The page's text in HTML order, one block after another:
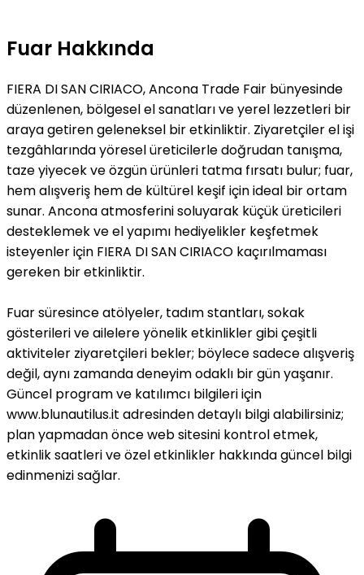
Fuar Hakkında
FIERA DI SAN CIRIACO, Ancona Trade Fair bünyesinde
düzenlenen, bölgesel el sanatları ve yerel lezzetleri bir
araya getiren geleneksel bir etkinliktir. Ziyaretçiler el işi
tezgâhlarında yöresel üreticilerle doğrudan tanışma,
taze yiyecek ve özgün ürünleri tatma fırsatı bulur; fuar,
hem alışveriş hem de kültürel keşif için ideal bir ortam
sunar. Ancona atmosferini soluyarak küçük üreticileri
desteklemek ve el yapımı hediyelikler keşfetmek
isteyenler için FIERA DI SAN CIRIACO kaçırılmaması
gereken bir etkinliktir.
Fuar süresince atölyeler, tadım stantları, sokak
gösterileri ve ailelere yönelik etkinlikler gibi çeşitli
aktiviteler ziyaretçileri bekler; böylece sadece alışveriş
değil, aynı zamanda deneyim odaklı bir gün yaşanır.
Güncel program ve katılımcı bilgileri için
www.blunautilus.it adresinden detaylı bilgi alabilirsiniz;
plan yapmadan önce web sitesini kontrol etmek,
etkinlik saatleri ve özel etkinlikler hakkında güncel bilgi
edinmenizi sağlar.